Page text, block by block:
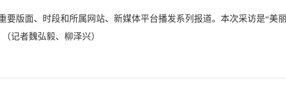
版面、时段和所属网站、新媒体平台播发系列报道。本次采访是“美
记者魏弘毅、柳泽兴）